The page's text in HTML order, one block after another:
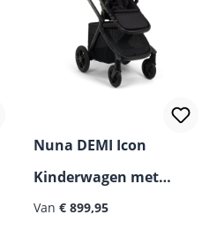
Nuna DEMI Icon
Kinderwagen met
Extra Grote
Van € 899,95